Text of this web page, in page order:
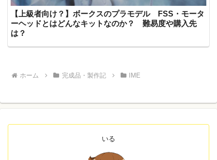
【上級者向け？】ボークスのプラモデル FSS・モータ
ーヘッドとはどんなキットなのか？ 難易度や購入先
は？
ホーム 完成品・製作記 IME
いる